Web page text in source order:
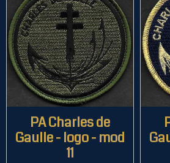
PA Charles de
Gaulle - logo - mod
11